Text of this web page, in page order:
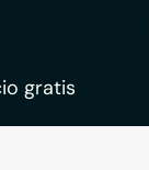
gratis